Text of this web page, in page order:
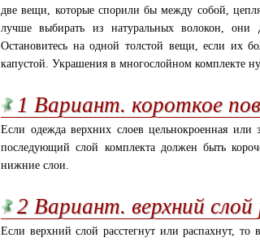
две вещи, которые спорили бы между собой,
лучше выбирать из натуральных волокон,
Остановитесь на одной толстой вещи, если их
капустой. Украшения в многослойном комплекте
1 Вариант. короткое
Если одежда верхних слоев цельнокроенная или
последующий слой комплекта должен быть
нижние слои.
2 Вариант. верхний
Если верхний слой расстегнут или распахнут,